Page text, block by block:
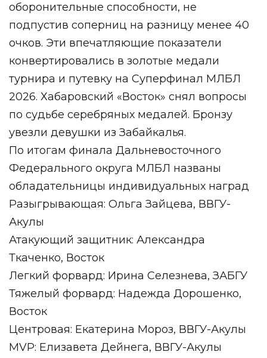
оборонительные способности, не
подпустив соперниц на разницу менее 40
очков. Эти впечатляющие показатели
конвертировались в золотые медали
турнира и путевку на Суперфинал МЛБЛ
2026. Хабаровский «Восток» снял вопросы
по судьбе серебряных медалей. Бронзу
увезли девушки из Забайкалья.
По итогам финала Дальневосточного
Федерального округа МЛБЛ названы
обладательницы индивидуальных наград
Разыгрывающая: Ольга Зайцева, ВВГУ-
Акулы
Атакующий защитник: Александра
Ткаченко, Восток
Легкий форвард: Ирина Селезнева, ЗАБГУ
Тяжелый форвард: Надежда Дорошенко,
Восток
Центровая: Екатерина Мороз, ВВГУ-Акулы
MVP: Елизавета Дейнега, ВВГУ-Акулы